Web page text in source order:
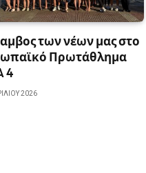
των νέων μας στο
Πρωτάθλημα
4
2026